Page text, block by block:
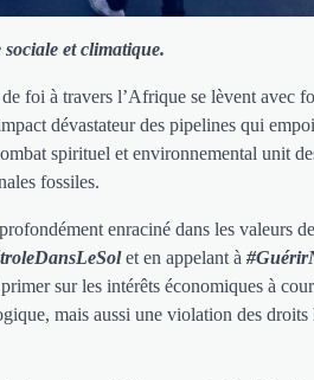
et climatique.
foi à travers l’Afrique se lèvent avec
dévastateur des pipelines qui
spirituel et environnemental unit
fossiles.
enraciné dans les valeurs
et en appelant à
sur les intérêts économiques à
mais aussi une violation des droits